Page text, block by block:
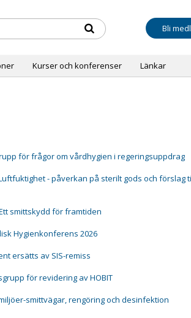
Bli
Kurser och konferenser Länkar
för frågor om vårdhygien i regeringsuppdrag
- påverkan på sterilt gods och förslag
smittskydd för framtiden
Hygienkonferens 2026
ersätts av SIS-remiss
för revidering av HOBIT
smittvägar, rengöring och desinfektion